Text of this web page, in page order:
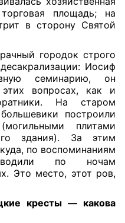
площадь; на
в сторону Святой
городок строго
Иосиф
семинарию, он
вопросах, как и
На старом
построили
гильными плитами
здания). За этим
по воспоминаниям
по ночам
Это место, этот ров,
кресты — какова